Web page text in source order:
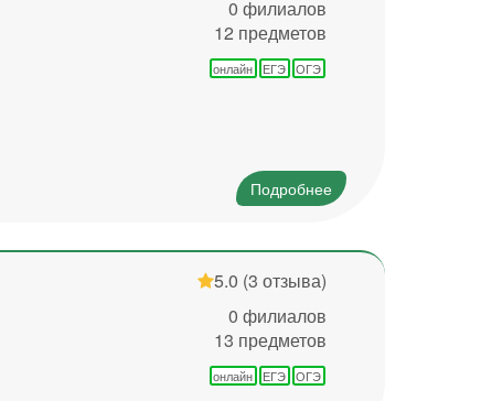
0 филиалов
12 предметов
онлайн ЕГЭ ОГЭ
Подробнее
5.0 (3 отзыва)
0 филиалов
13 предметов
онлайн ЕГЭ ОГЭ